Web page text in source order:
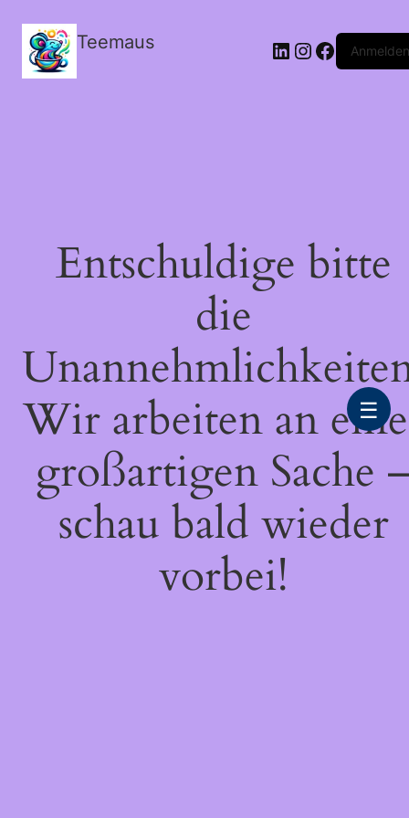
Teemaus LinkedIn
Instagram
FacebookAnmelden
Entschuldige bitte
die
Wir arbeiten an
großartigen Sache
schau bald wieder
vorbei!
☰